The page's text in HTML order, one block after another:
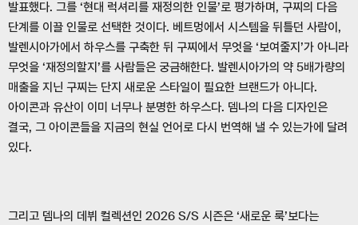
발표했다. 그를 ‘현대 럭셔리를 재정의한 인물’로 평가하며, 구찌의 다음
단계를 이끌 인물로 선택한 것이다. 베트멍에서 시스템을 뒤틀던 사람이,
발렌시아가에서 하우스를 구축한 뒤 구찌에서 무엇을 ‘보여줄지’가 아니라
무엇을 ‘재정의할지’를 사람들은 궁금해한다. 발렌시아가의 약 5배가량의
매출을 지닌 구찌는 단지 새로운 스타일이 필요한 브랜드가 아니다.
아이콘과 유산이 이미 너무나 분명한 하우스다. 뎀나의 다음 디자인은
결국, 그 아이콘들을 지금의 현실 언어로 다시 번역해 낼 수 있는가에 달려
있다.
그리고 뎀나의 데뷔 컬렉션인 2026 S/S 시즌은 ‘새로운 룩’보다는